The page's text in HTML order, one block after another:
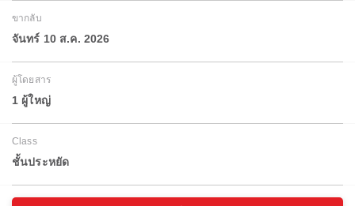
ขากลับ
จันทร์ 10 ส.ค. 2026
ผู้โดยสาร
1 ผู้ใหญ่
Class
ชั้นประหยัด